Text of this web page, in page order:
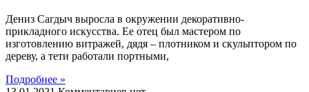
Дениз Сагдыч выросла в окружении декоративно-
прикладного искусства. Ее отец был мастером по
изготовлению витражей, дядя – плотником и скульптором по
дереву, а тети работали портными,
Подробнее »